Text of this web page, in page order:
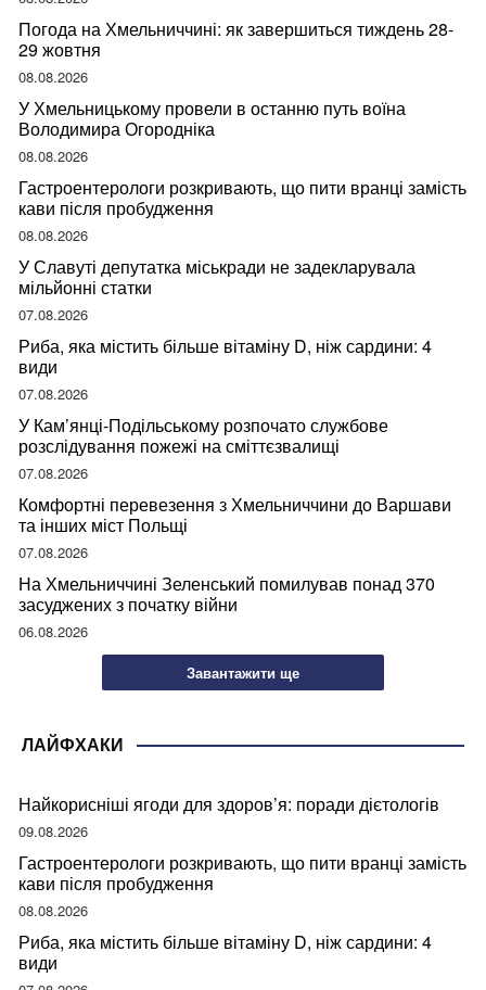
Погода на Хмельниччині: як завершиться тиждень 28-
29 жовтня
08.08.2026
У Хмельницькому провели в останню путь воїна
Володимира Огородніка
08.08.2026
Гастроентерологи розкривають, що пити вранці замість
кави після пробудження
08.08.2026
У Славуті депутатка міськради не задекларувала
мільйонні статки
07.08.2026
Риба, яка містить більше вітаміну D, ніж сардини: 4
види
07.08.2026
У Кам’янці-Подільському розпочато службове
розслідування пожежі на сміттєзвалищі
07.08.2026
Комфортні перевезення з Хмельниччини до Варшави
та інших міст Польщі
07.08.2026
На Хмельниччині Зеленський помилував понад 370
засуджених з початку війни
06.08.2026
Завантажити ще
ЛАЙФХАКИ
Найкорисніші ягоди для здоров’я: поради дієтологів
09.08.2026
Гастроентерологи розкривають, що пити вранці замість
кави після пробудження
08.08.2026
Риба, яка містить більше вітаміну D, ніж сардини: 4
види